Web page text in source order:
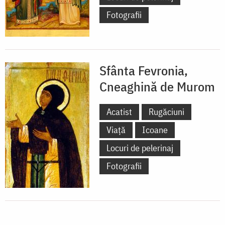
Fotografii
Sfânta Fevronia,
Cneaghină de Murom
Acatist
Rugăciuni
Viață
Icoane
Locuri de pelerinaj
Fotografii